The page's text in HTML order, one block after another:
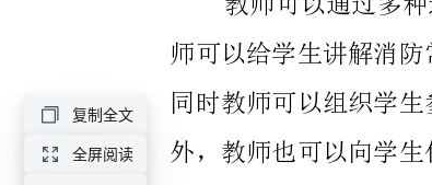
二、提高学生应对危险的能力
复制全文
全屏阅读